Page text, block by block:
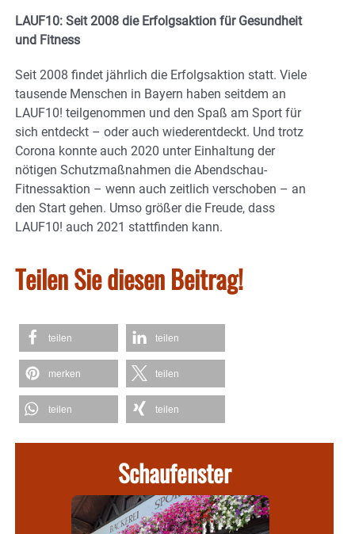
LAUF10: Seit 2008 die Erfolgsaktion für Gesundheit
und Fitness
Seit 2008 findet jährlich die Erfolgsaktion statt. Viele
tausende Menschen in Bayern haben seitdem an
LAUF10! teilgenommen und den Spaß am Sport für
sich entdeckt – oder auch wiederentdeckt. Und trotz
Corona konnte auch 2020 unter Einhaltung der
nötigen Schutzmaßnahmen die Abendschau-
Fitnessaktion – wenn auch zeitlich verschoben – an
den Start gehen. Umso größer die Freude, dass
LAUF10! auch 2021 stattfinden kann.
Teilen Sie diesen Beitrag!
teilen teilen
merken teilen
teilen teilen
Schaufenster